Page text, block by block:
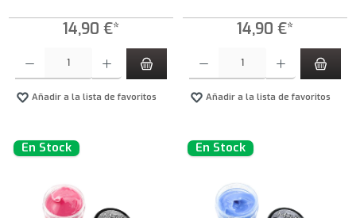
14,90 €*
Añadir a la lista de favoritos
14,90 €*
Añadir a la lista de favoritos
En Stock En Stock